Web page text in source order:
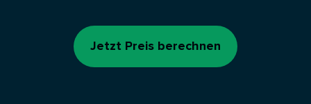
Jetzt Preis berechnen